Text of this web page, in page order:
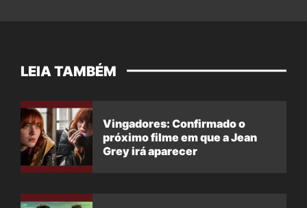
LEIA TAMBÉM
Vingadores: Confirmado o
próximo filme em que a Jean
Grey irá aparecer